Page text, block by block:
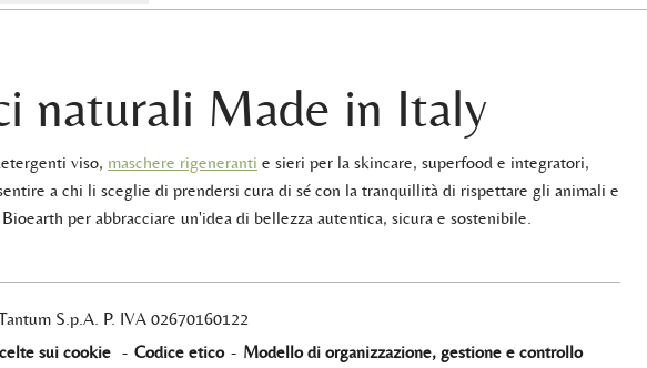
naturali Made in Italy
viso, maschere rigeneranti e sieri per la skincare, superfood e integratori,
a chi li sceglie di prendersi cura di sé con la tranquillità di rispettare gli animali e
per abbracciare un'idea di bellezza autentica, sicura e sostenibile.
S.p.A. P. IVA 02670160122
sui cookie - Codice etico - Modello di organizzazione, gestione e controllo